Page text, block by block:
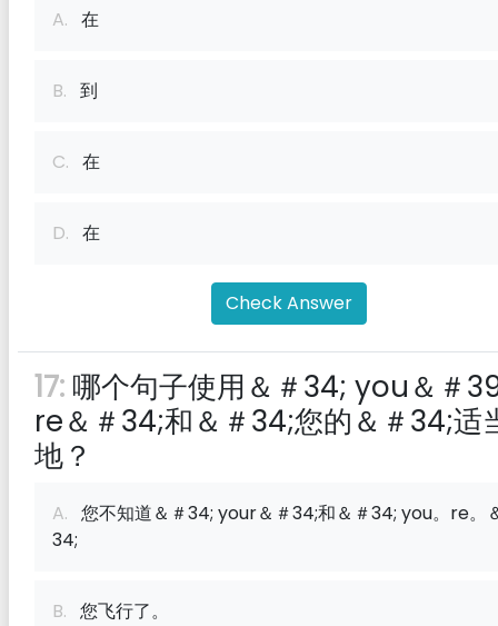
A. 在
B. 到
C. 在
D. 在
Check Answer
17: 哪个句子使用＆＃34; you＆＃
re＆＃34;和＆＃34;您的＆＃34;适
地？
A. 您不知道＆＃34; your＆＃34;和＆＃34; you。re。
34;
B. 您飞行了。